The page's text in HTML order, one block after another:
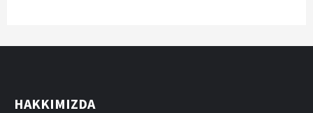
HAKKIMIZDA